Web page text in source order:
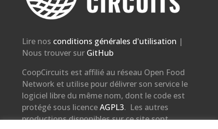
Lire nos conditions générales d'utilisation |
Nous trouver sur GitHub
CoopCircuits est affilié au réseau Open Food
Network et utilise pour délivrer son service le
logiciel libre du même nom, dont le code est
protégé sous licenceAGPL3. Les autres
productions disponibles sur ce site sont